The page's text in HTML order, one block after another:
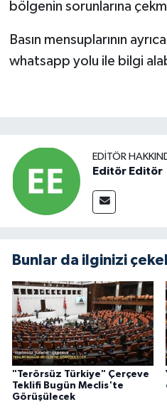
bölgenin sorunlarına
Basın mensuplarının
whatsapp yolu ile bilgi
EDITÖR
Editör Editör
Bunlar da ilginizi
"Terörsüz Türkiye" Çerçeve
Teklifi Bugün Meclis'te
Görüşülecek